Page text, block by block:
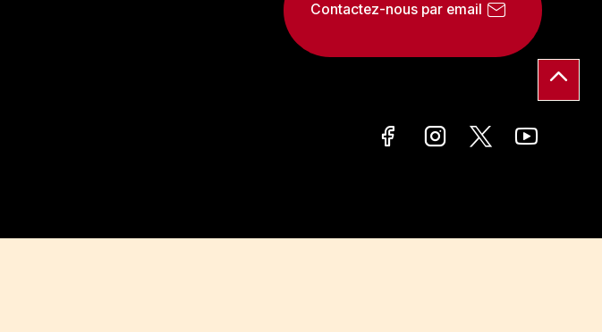
Contactez-nous par email